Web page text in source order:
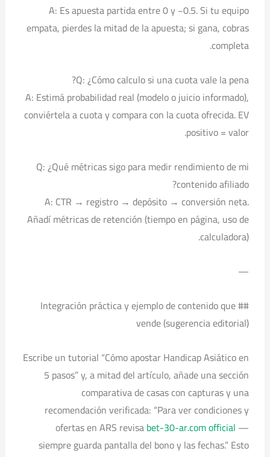
A: Es apuesta partida entre 0 y −0.5. Si tu equipo
empata, pierdes la mitad de la apuesta; si gana, cobras
completa.
Q: ¿Cómo calculo si una cuota vale la pena?
A: Estimá probabilidad real (modelo o juicio informado),
conviértela a cuota y compara con la cuota ofrecida. EV
positivo = valor.
Q: ¿Qué métricas sigo para medir rendimiento de mi
contenido afiliado?
A: CTR → registro → depósito → conversión neta.
Añadí métricas de retención (tiempo en página, uso de
calculadora).
—
## Integración práctica y ejemplo de contenido que
vende (sugerencia editorial)
Escribe un tutorial “Cómo apostar Handicap Asiático en
5 pasos” y, a mitad del artículo, añade una sección
comparativa de casas con capturas y una
recomendación verificada: “Para ver condiciones y
ofertas en ARS revisabet-30-ar.com official —
siempre guarda pantalla del bono y las fechas.” Esto